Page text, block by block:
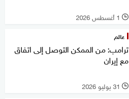
l 1 أغسطس 2026
عالم
ترامب: من الممكن التوصل إلى اتفاق
مع إيران
l 31 يوليو 2026